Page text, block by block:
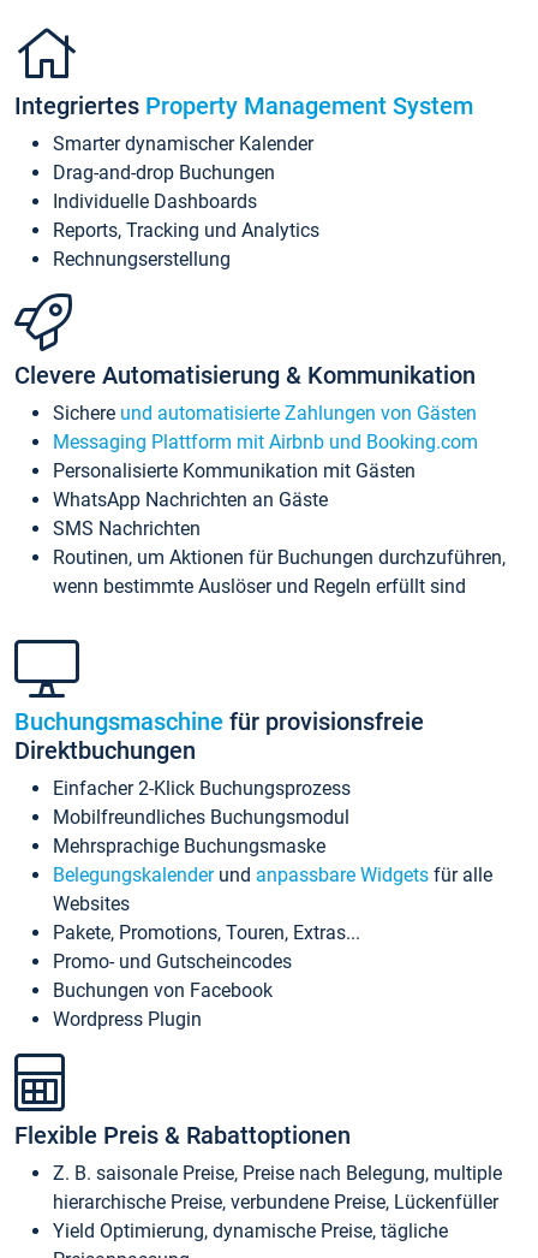
Integriertes Property Management System
Smarter dynamischer Kalender
Drag-and-drop Buchungen
Individuelle Dashboards
Reports, Tracking und Analytics
Rechnungserstellung
Clevere Automatisierung & Kommunikation
Sichere und automatisierte Zahlungen von Gästen
Messaging Plattform mit Airbnb und Booking.com
Personalisierte Kommunikation mit Gästen
WhatsApp Nachrichten an Gäste
SMS Nachrichten
Routinen, um Aktionen für Buchungen durchzuführen,
wenn bestimmte Auslöser und Regeln erfüllt sind
Buchungsmaschine für provisionsfreie
Direktbuchungen
Einfacher 2-Klick Buchungsprozess
Mobilfreundliches Buchungsmodul
Mehrsprachige Buchungsmaske
Belegungskalenderund anpassbare Widgets für alle
Websites
Pakete, Promotions, Touren, Extras...
Promo- und Gutscheincodes
Buchungen von Facebook
Wordpress Plugin
Flexible Preis & Rabattoptionen
Z. B. saisonale Preise, Preise nach Belegung, multiple
hierarchische Preise, verbundene Preise, Lückenfüller
Yield Optimierung, dynamische Preise, tägliche